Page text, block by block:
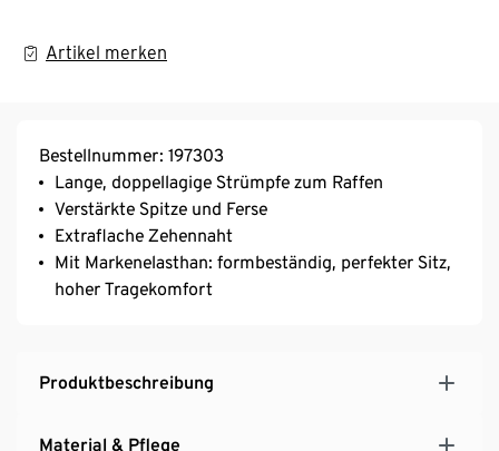
Artikel merken
Bestellnummer: 197303
Lange, doppellagige Strümpfe zum Raffen
Verstärkte Spitze und Ferse
Extraflache Zehennaht
Mit Markenelasthan: formbeständig, perfekter Sitz,
hoher Tragekomfort
Produktbeschreibung
Material & Pflege